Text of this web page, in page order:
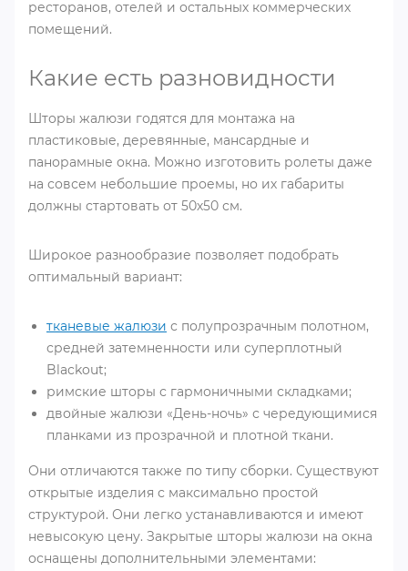
ресторанов, отелей и остальных коммерческих
помещений.
Какие есть разновидности
Шторы жалюзи годятся для монтажа на
пластиковые, деревянные, мансардные и
панорамные окна. Можно изготовить ролеты даже
на совсем небольшие проемы, но их габариты
должны стартовать от 50х50 см.
Широкое разнообразие позволяет подобрать
оптимальный вариант:
тканевые жалюзи с полупрозрачным полотном,
средней затемненности или суперплотный
Blackout;
римские шторы с гармоничными складками;
двойные жалюзи «День-ночь» с чередующимися
планками из прозрачной и плотной ткани.
Они отличаются также по типу сборки. Существуют
открытые изделия с максимально простой
структурой. Они легко устанавливаются и имеют
невысокую цену. Закрытые шторы жалюзи на окна
оснащены дополнительными элементами: